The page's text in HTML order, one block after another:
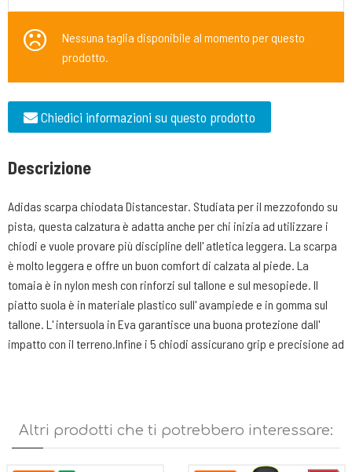
Nessuna taglia disponibile al momento per questo
prodotto.
Chiedici informazioni su questo prodotto
Descrizione
Adidas scarpa chiodata Distancestar. Studiata per il mezzofondo su
pista, questa calzatura è adatta anche per chi inizia ad utilizzare i
chiodi e vuole provare più discipline dell' atletica leggera. La scarpa
è molto leggera e offre un buon comfort di calzata al piede. La
tomaia è in nylon mesh con rinforzi sul tallone e sul mesopiede. Il
piatto suola è in materiale plastico sull' avampiede e in gomma sul
tallone. L' intersuola in Eva garantisce una buona protezione dall'
impatto con il terreno.Infine i 5 chiodi assicurano grip e precisione ad
Altri prodotti che ti potrebbero interessare: